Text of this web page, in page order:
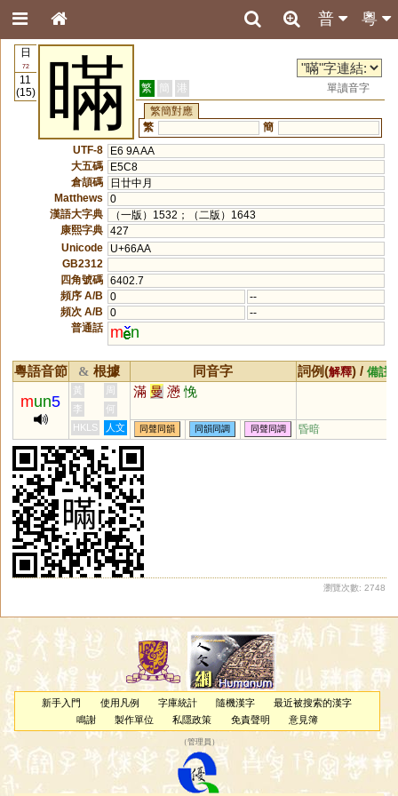
粵
普
日
72
11
(15)
暪 繁 簡 港
單讀音字
繁簡對應
繁
簡
UTF-8
E6 9A AA
大五碼
E5C8
倉頡碼
日廿中月
Matthews
0
漢語大字典
（一版）1532；（二版）1643
康熙字典 427
Unicode
U+66AA
GB2312
四角號碼 6402.7
頻序 A/B
0
--
頻次 A/B
0
--
普通話
m n
粵語音節 & 根據 同音字 詞例(解釋) / 備註
mun5
黃 周 滿 曼 懣 悗
李
何
HKLS
人文 同聲同韻 同韻同調 同聲同調 昏暗
瀏覽次數: 2748
新手入門 使用凡例 字庫統計 隨機漢字
最近被搜索的漢字
鳴謝
製作單位 私隱政策 免責聲明 意見簿
（管理員 ）